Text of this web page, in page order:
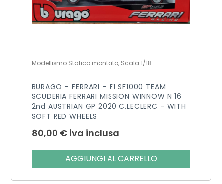
Modellismo Statico montato, Scala 1/18
BURAGO – FERRARI – F1 SF1000 TEAM
SCUDERIA FERRARI MISSION WINNOW N 16
2nd AUSTRIAN GP 2020 C.LECLERC – WITH
SOFT RED WHEELS
80,00 € iva inclusa
AGGIUNGI AL CARRELLO